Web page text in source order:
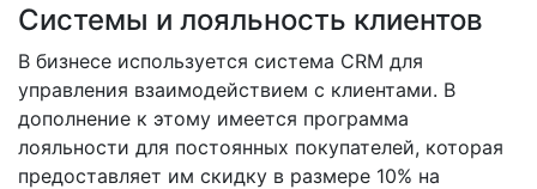
Системы и лояльность клиентов
В бизнесе используется система CRM для
управления взаимодействием с клиентами. В
дополнение к этому имеется программа
лояльности для постоянных покупателей, которая
предоставляет им скидку в размере 10% на